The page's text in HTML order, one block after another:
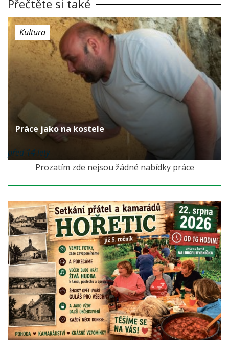
Přečtěte si také
Kultura
Práce jako na kostele
před 14 lety
Prozatím zde nejsou žádné nabídky práce